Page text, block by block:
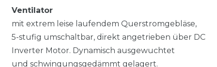
Ventilator
mit extrem leise laufendem Querstromgebläse,
5-stufig umschaltbar, direkt angetrieben über DC
Inverter Motor. Dynamisch ausgewuchtet
und schwingungsgedämmt gelagert.